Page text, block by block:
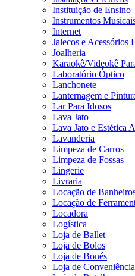
Instituição de Ensino
Instrumentos
Internet
Jalecos e Acessórios
Joalheria
Karaokê/Videokê
Laboratório Óptico
Lanchonete
Lanternagem e
Lar Para Idosos
Lava Jato
Lava Jato e Estética
Lavanderia
Limpeza de Carros
Limpeza de Fossas
Lingerie
Livraria
Locação de
Locação de
Locadora
Logística
Loja de Ballet
Loja de Bolos
Loja de Bonés
Loja de Conveniência